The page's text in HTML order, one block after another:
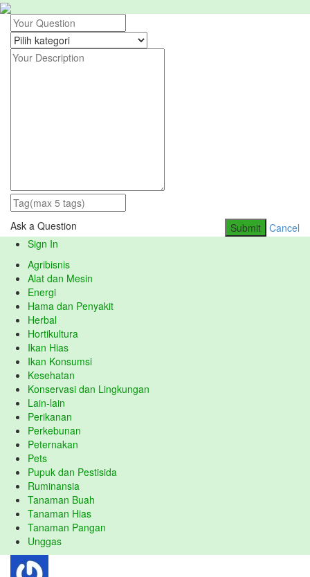
Ask a Question Submit
Cancel
Sign In
Agribisnis
Alat dan Mesin
Energi
Hama dan Penyakit
Herbal
Hortikultura
Ikan Hias
Ikan Konsumsi
Kesehatan
Konservasi dan Lingkungan
Lain-lain
Perikanan
Perkebunan
Peternakan
Pets
Pupuk dan Pestisida
Ruminansia
Tanaman Buah
Tanaman Hias
Tanaman Pangan
Unggas